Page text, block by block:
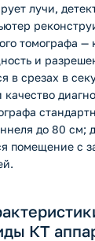
лучи,
томографа —
и
в срезax в
качество
до 80 см;
помещение с
КТ